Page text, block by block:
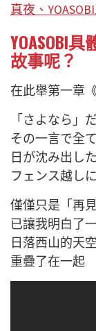
真夜、
YOASOBI
故事呢？
在此舉第一章
「さよなら」
その一言で全
日が沈み出し
フェンス越し
僅僅只是「再
已讓我明白了
日落西山的天
重疊了在一起